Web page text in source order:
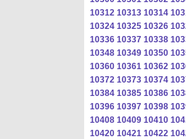
10312 10313 10314
10324 10325 10326
10336 10337 10338
10348 10349 10350
10360 10361 10362
10372 10373 10374
10384 10385 10386
10396 10397 10398
10408 10409 10410
10420 10421 10422